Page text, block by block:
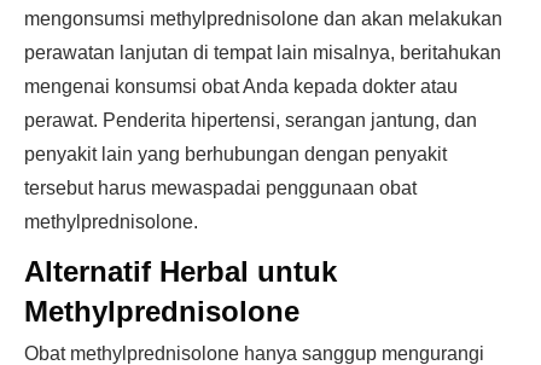
mengonsumsi methylprednisolone dan akan melakukan
perawatan lanjutan di tempat lain misalnya, beritahukan
mengenai konsumsi obat Anda kepada dokter atau
perawat. Penderita hipertensi, serangan jantung, dan
penyakit lain yang berhubungan dengan penyakit
tersebut harus mewaspadai penggunaan obat
methylprednisolone.
Alternatif Herbal untuk
Methylprednisolone
Obat methylprednisolone hanya sanggup mengurangi